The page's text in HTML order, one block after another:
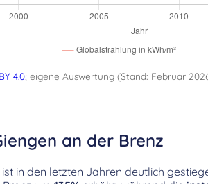
4.0; eigene Auswertung (Stand: Februar
an der Brenz
in den letzten Jahren deutlich